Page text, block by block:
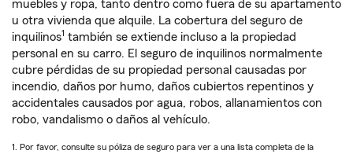
muebles y ropa, tanto dentro como fuera de su apartamento
u otra vivienda que alquile. La cobertura del seguro de
inquilinos1 también se extiende incluso a la propiedad
personal en su carro. El seguro de inquilinos normalmente
cubre pérdidas de su propiedad personal causadas por
incendio, daños por humo, daños cubiertos repentinos y
accidentales causados por agua, robos, allanamientos con
robo, vandalismo o daños al vehículo.
1. Por favor, consulte su póliza de seguro para ver a una lista completa de la